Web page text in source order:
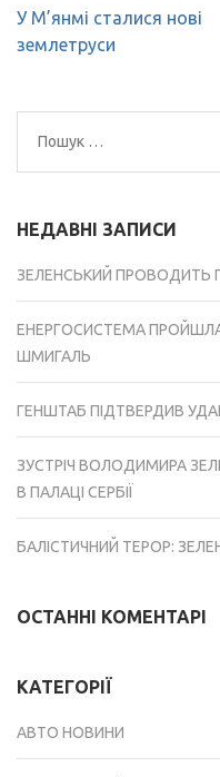
Навігація
записів
У М’янмі сталися нові
землетруси
Пошук:
НЕДАВНІ ЗАПИСИ
ЗЕЛЕНСЬКИЙ ПРОВОДИТЬ
ЕНЕРГОСИСТЕМА
ШМИГАЛЬ
ГЕНШТАБ ПІДТВЕРДИВ
ЗУСТРІЧ ВОЛОДИМИРА
В ПАЛАЦІ СЕРБІЇ
БАЛІСТИЧНИЙ ТЕРОР:
ОСТАННІ КОМЕНТАРІ
КАТЕГОРІЇ
АВТО НОВИНИ